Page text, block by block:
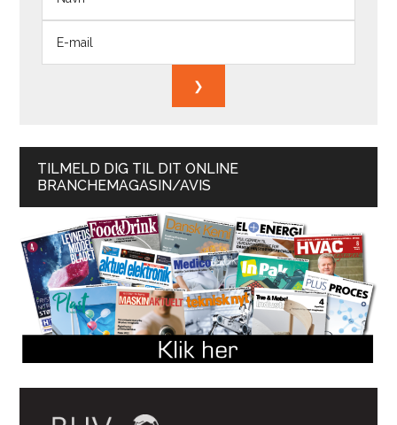
TILMELD DIG TIL DIT ONLINE
BRANCHEMAGASIN/AVIS